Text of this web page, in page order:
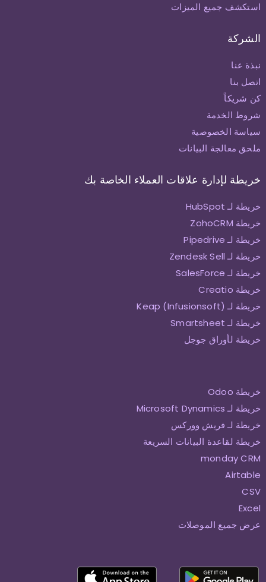
استكشف جميع الميزات
الشركة
نبذة عنا
اتصل بنا
كن شريكاً
شروط الخدمة
سياسة الخصوصية
ملحق معالجة البيانات
خريطة لإدارة علاقات العملاء الخاصة بك
خريطة لـ HubSpot
خريطة ZohoCRM
خريطة لـ Pipedrive
خريطة لـ Zendesk Sell
خريطة لـ SalesForce
خريطة Creatio
خريطة لـ Keap (Infusionsoft)
خريطة لـ Smartsheet
خريطة لأوراق جوجل
خريطة Odoo
خريطة لـ Microsoft Dynamics
خريطة لـ فريش ووركس
خريطة لقاعدة البيانات السريعة
monday CRM
Airtable
CSV
Excel
عرض جميع الموصلات